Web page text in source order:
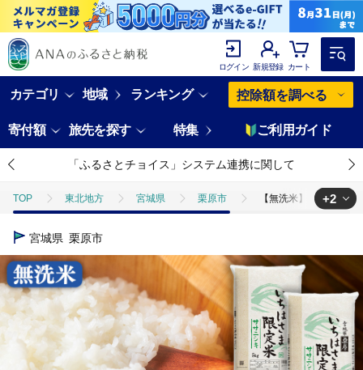
ログイン 新規登録 カート
カテゴリ 地域 ランキング 控除額を調べる
寄付額 旅先を探す 特集 ご利用ガイド
「ふるさとチョイス」システム連携に関して
TOP 東北地方 宮城県 栗原市 【無洗米】令和7年産
TOP
TOP 米・穀物 ササニシキ 【無洗米】令和7年産
+2
宮城県 栗原市